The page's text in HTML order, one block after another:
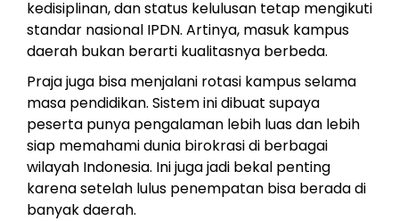
kedisiplinan, dan status kelulusan tetap mengikuti
standar nasional IPDN. Artinya, masuk kampus
daerah bukan berarti kualitasnya berbeda.
Praja juga bisa menjalani rotasi kampus selama
masa pendidikan. Sistem ini dibuat supaya
peserta punya pengalaman lebih luas dan lebih
siap memahami dunia birokrasi di berbagai
wilayah Indonesia. Ini juga jadi bekal penting
karena setelah lulus penempatan bisa berada di
banyak daerah.